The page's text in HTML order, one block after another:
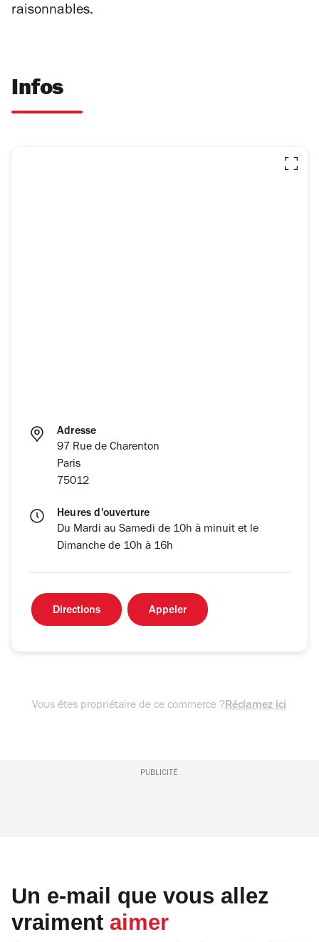
raisonnables.
Infos
Adresse
97 Rue de Charenton
Paris
75012
Heures d'ouverture
Du Mardi au Samedi de 10h à minuit et le
Dimanche de 10h à 16h
Directions Appeler
Vous êtes propriétaire de ce commerce ?Réclamez ici
PUBLICITÉ
Un e-mail que vous allez
vraiment aimer